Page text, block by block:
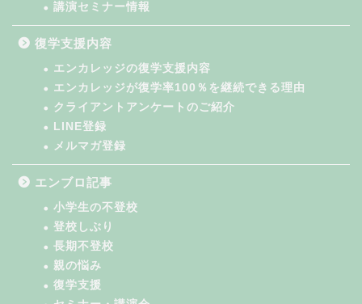
講演セミナー情報
復学支援内容
エンカレッジの復学支援内容
エンカレッジが復学率100％を継続できる理由
クライアントアンケートのご紹介
LINE登録
メルマガ登録
エンブロ記事
小学生の不登校
登校しぶり
長期不登校
親の悩み
復学支援